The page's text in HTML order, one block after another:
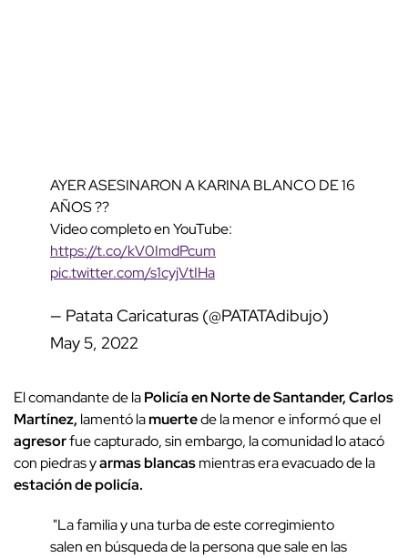
AYER ASESINARON A KARINA BLANCO DE 16
AÑOS ??
Video completo en YouTube:
https://t.co/kV0ImdPcum
pic.twitter.com/s1cyjVtIHa
— Patata Caricaturas (@PATATAdibujo)
May 5, 2022
El comandante de laPolicía en Norte de Santander, Carlos
Martínez, lamentó lamuertede la menor e informó que el
agresorfue capturado, sin embargo, la comunidad lo atacó
con piedras yarmas blancasmientras era evacuado de la
estación de policía.
"La familia y una turba de este corregimiento
salen en búsqueda de la persona que sale en las